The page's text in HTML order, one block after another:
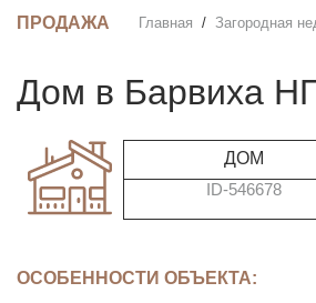
ПРОДАЖА Главная Загородная
дом в Барвиха
ДОМ
ID-546678
ОСОБЕННОСТИ ОБЪЕКТА: